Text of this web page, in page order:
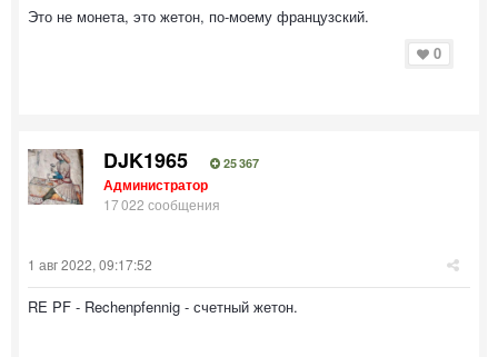
Это не монета, это жетон, по-моему французский.
0
DJK1965 25 367
Администратор
17 022 сообщения
1 авг 2022, 09:17:52
RE PF - Rechenpfennig - счетный жетон.